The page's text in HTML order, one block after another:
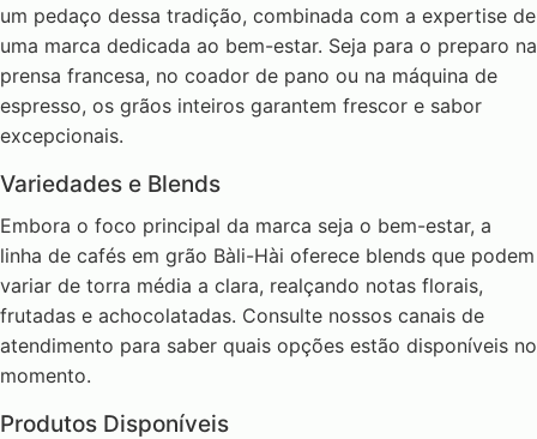
um pedaço dessa tradição, combinada com a expertise de
uma marca dedicada ao bem-estar. Seja para o preparo na
prensa francesa, no coador de pano ou na máquina de
espresso, os grãos inteiros garantem frescor e sabor
excepcionais.
Variedades e Blends
Embora o foco principal da marca seja o bem-estar, a
linha de cafés em grão Bàli-Hài oferece blends que podem
variar de torra média a clara, realçando notas florais,
frutadas e achocolatadas. Consulte nossos canais de
atendimento para saber quais opções estão disponíveis no
momento.
Produtos Disponíveis